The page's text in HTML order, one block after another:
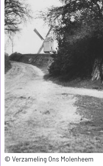
© Verzameling Ons Molenheem